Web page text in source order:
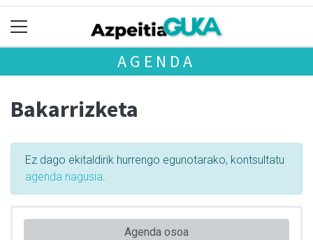
AGENDA
Bakarrizketa
Ez dago ekitaldirik hurrengo egunotarako, kontsultatu
agenda nagusia
Agenda osoa